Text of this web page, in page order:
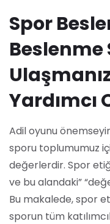
Spor
Beslenme
Yardımcı
Adil oyunu
sporu toplumumuz
değerlerdir. Spor
ve bu alandaki”
Bu makalede, spor
sporun tüm